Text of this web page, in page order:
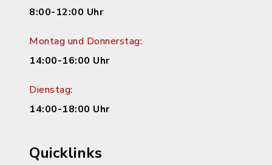
8:00-12:00 Uhr
Montag und Donnerstag:
14:00-16:00 Uhr
Dienstag:
14:00-18:00 Uhr
Quicklinks